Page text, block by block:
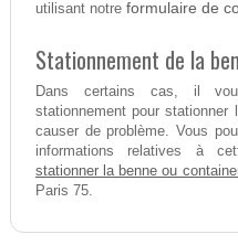
utilisant notre formulaire de
Stationnement de la
Dans certains cas, il
stationnement pour
causer de problème. Vous
informations relatives à
stationner la benne ou
Paris 75.